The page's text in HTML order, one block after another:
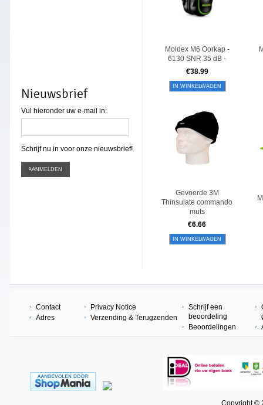
Nieuwsbrief
Vul hieronder uw e-mail in:
Schrijf nu in voor onze nieuwsbrief!
Moldex M6 Oorkap -
6130 SNR 35 dB -
€38.99
IN WINKELWAGEN
Gevoerde 3M
Thinsulate commando
muts
€6.66
IN WINKELWAGEN
Contact
Adres
Privacy Notice
Verzending & Terugzenden
Schrijf een
beoordeling
Beoordelingen
Copyright ©